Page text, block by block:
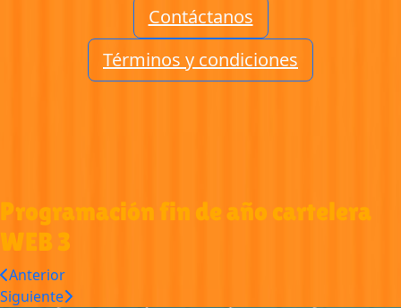
Contáctanos
Términos y condiciones
Programación fin de año cartelera
WEB 3
Anterior
Siguiente